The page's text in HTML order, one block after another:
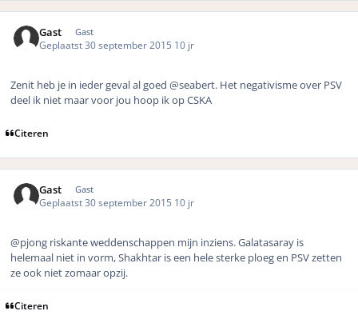
Gast Gast
Geplaatst 30 september 2015 10 jr
Zenit heb je in ieder geval al goed @seabert. Het negativisme over PSV
deel ik niet maar voor jou hoop ik op CSKA
Citeren
Gast Gast
Geplaatst 30 september 2015 10 jr
@pjong riskante weddenschappen mijn inziens. Galatasaray is
helemaal niet in vorm, Shakhtar is een hele sterke ploeg en PSV zetten
ze ook niet zomaar opzij.
Citeren